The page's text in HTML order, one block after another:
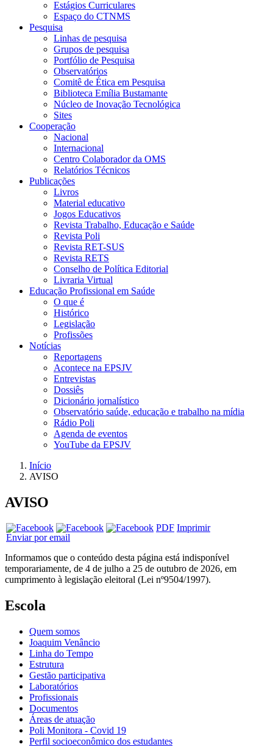
Estágios Curriculares
Espaço do CTNMS
Pesquisa
Linhas de pesquisa
Grupos de pesquisa
Portfólio de Pesquisa
Observatórios
Comitê de Ética em Pesquisa
Biblioteca Emília Bustamante
Núcleo de Inovação Tecnológica
Sites
Cooperação
Nacional
Internacional
Centro Colaborador da OMS
Relatórios Técnicos
Publicações
Livros
Material educativo
Jogos Educativos
Revista Trabalho, Educação e Saúde
Revista Poli
Revista RET-SUS
Revista RETS
Conselho de Política Editorial
Livraria Virtual
Educação Profissional em Saúde
O que é
Histórico
Legislação
Profissões
Notícias
Reportagens
Acontece na EPSJV
Entrevistas
Dossiês
Dicionário jornalístico
Observatório saúde, educação e trabalho na mídia
Rádio Poli
Agenda de eventos
YouTube da EPSJV
Início
AVISO
AVISO
PDF Imprimir
Enviar por email
Informamos que o conteúdo desta página está indisponível
temporariamente, de 4 de julho a 25 de outubro de 2026, em
cumprimento à legislação eleitoral (Lei nº9504/1997).
Escola
Quem somos
Joaquim Venâncio
Linha do Tempo
Estrutura
Gestão participativa
Laboratórios
Profissionais
Documentos
Áreas de atuação
Poli Monitora - Covid 19
Perfil socioeconômico dos estudantes